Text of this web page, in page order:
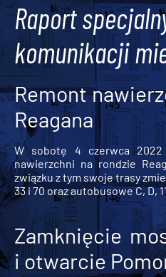
Raport
komunikacji
Remont
Reagana
W sobotę 4 czerwca
nawierzchni na rondzie
związku z tym swoje trasy
33 i 70 oraz autobusowe C, D,
Zamknięcie
i otwarcie